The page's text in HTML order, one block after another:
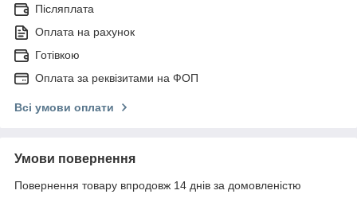
Післяплата
Оплата на рахунок
Готівкою
Оплата за реквізитами на ФОП
Всі умови оплати
Умови повернення
Повернення товару впродовж 14 днів за домовленістю